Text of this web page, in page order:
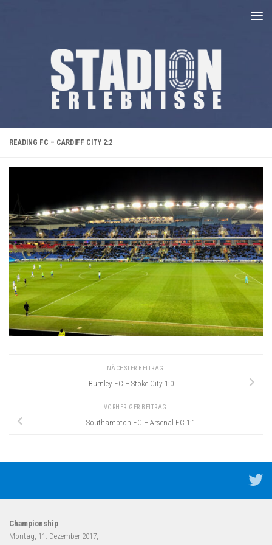
READING FC – CARDIFF CITY 2:2
NÄCHSTER BEITRAG
Burnley FC – Stoke City 1:0
VORHERIGER BEITRAG
Southampton FC – Arsenal FC 1:1
Championship
Montag, 11. Dezember 2017,